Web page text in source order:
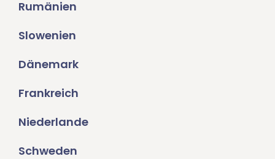
Rumänien
Slowenien
Dänemark
Frankreich
Niederlande
Schweden